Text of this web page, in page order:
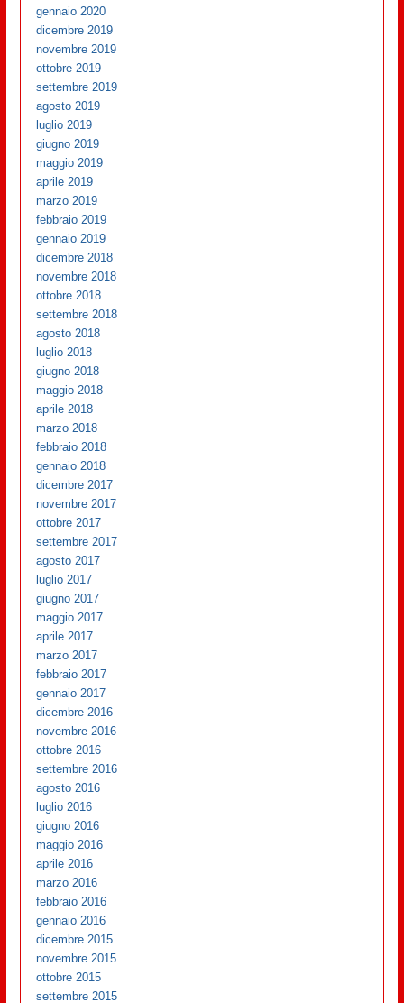
gennaio 2020
dicembre 2019
novembre 2019
ottobre 2019
settembre 2019
agosto 2019
luglio 2019
giugno 2019
maggio 2019
aprile 2019
marzo 2019
febbraio 2019
gennaio 2019
dicembre 2018
novembre 2018
ottobre 2018
settembre 2018
agosto 2018
luglio 2018
giugno 2018
maggio 2018
aprile 2018
marzo 2018
febbraio 2018
gennaio 2018
dicembre 2017
novembre 2017
ottobre 2017
settembre 2017
agosto 2017
luglio 2017
giugno 2017
maggio 2017
aprile 2017
marzo 2017
febbraio 2017
gennaio 2017
dicembre 2016
novembre 2016
ottobre 2016
settembre 2016
agosto 2016
luglio 2016
giugno 2016
maggio 2016
aprile 2016
marzo 2016
febbraio 2016
gennaio 2016
dicembre 2015
novembre 2015
ottobre 2015
settembre 2015